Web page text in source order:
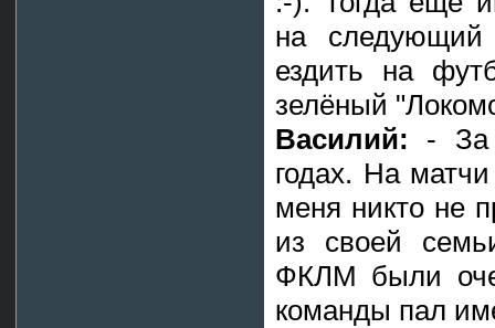
на следующий
ездить на
зелёный
Василий: - За
годах. На
меня никто не
из своей
ФКЛМ были
команды пал